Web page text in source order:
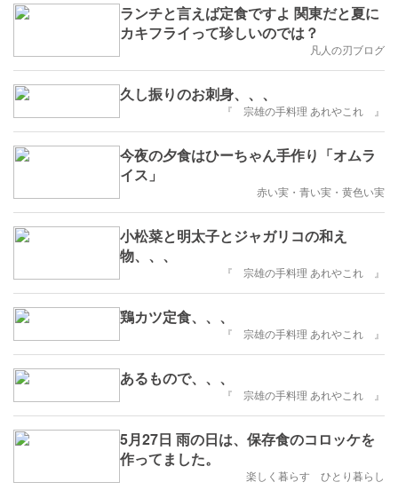
ランチと言えば定食ですよ 関東だと夏に
カキフライって珍しいのでは？
凡人の刃ブログ
久し振りのお刺身、、、
『 宗雄の手料理 あれやこれ 』
今夜の夕食はひーちゃん手作り「オムラ
イス」
赤い実・青い実・黄色い実
小松菜と明太子とジャガリコの和え
物、、、
『 宗雄の手料理 あれやこれ 』
鶏カツ定食、、、
『 宗雄の手料理 あれやこれ 』
あるもので、、、
『 宗雄の手料理 あれやこれ 』
5月27日 雨の日は、保存食のコロッケを
作ってました。
楽しく暮らす ひとり暮らし